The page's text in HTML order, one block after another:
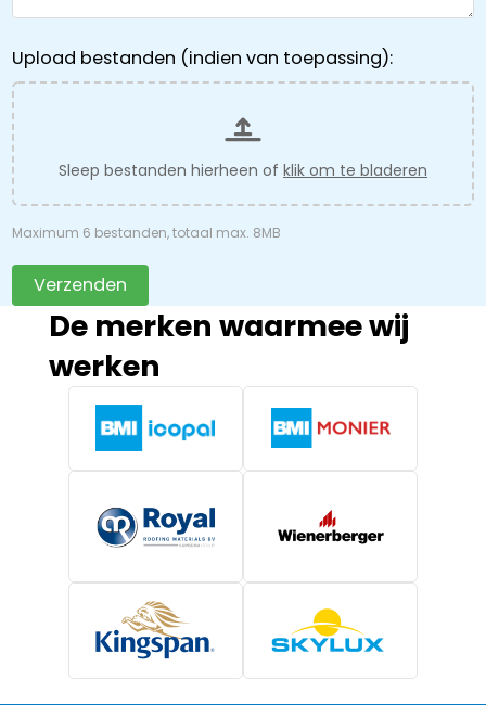
Upload bestanden (indien van toepassing):
Sleep bestanden hierheen of klik om te bladeren
Maximum 6 bestanden, totaal max. 8MB
Verzenden
De merken waarmee wij
werken